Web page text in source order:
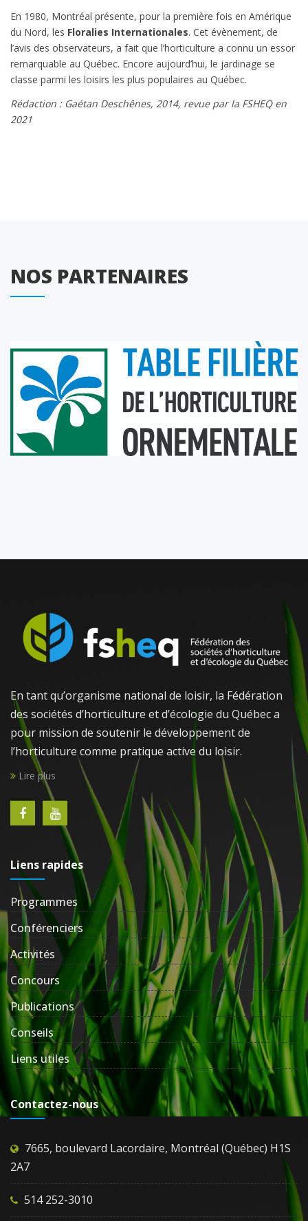
En 1980, Montréal présente, pour la première fois en Amérique
du Nord, les Floralies Internationales. Cet évènement, de
l’avis des observateurs, a fait que l’horticulture a connu un essor
remarquable au Québec. Encore aujourd’hui, le jardinage se
classe parmi les loisirs les plus populaires au Québec.
Rédaction : Gaétan Deschênes, 2014, revue par la FSHEQ en
2021
NOS PARTENAIRES
En tant qu’organisme national de loisir, la Fédération
des sociétés d’horticulture et d’écologie du Québec a
pour mission de soutenir le développement de
l’horticulture comme pratique active du loisir.
Lire plus
Liens rapides
Programmes
Conférenciers
Activités
Concours
Publications
Conseils
Liens utiles
Contactez-nous
7665, boulevard Lacordaire, Montréal (Québec) H1S
2A7
514 252-3010